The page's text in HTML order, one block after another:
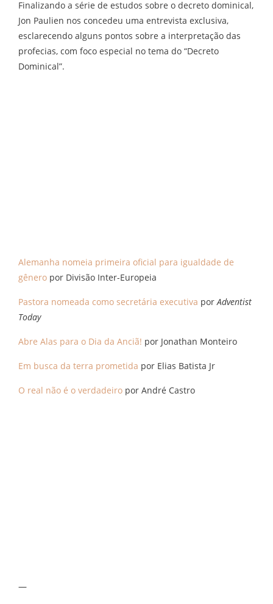
Finalizando a série de estudos sobre o decreto dominical,
Jon Paulien nos concedeu uma entrevista exclusiva,
esclarecendo alguns pontos sobre a interpretação das
profecias, com foco especial no tema do “Decreto
Dominical”.
Alemanha nomeia primeira oficial para igualdade de
gênero por Divisão Inter-Europeia
Pastora nomeada como secretária executiva porAdventist
Today
Abre Alas para o Dia da Anciã! por Jonathan Monteiro
Em busca da terra prometida por Elias Batista Jr
O real não é o verdadeiro por André Castro
—